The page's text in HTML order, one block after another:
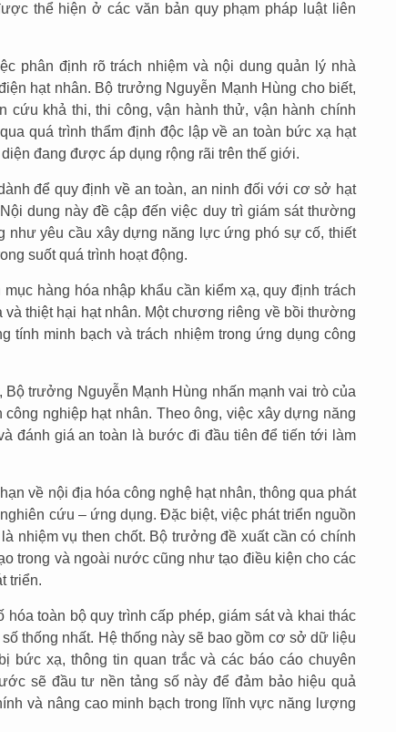
thể hiện ở các văn bản quy phạm pháp luật liên
phân định rõ trách nhiệm và nội dung quản lý nhà
hạt nhân. Bộ trưởng Nguyễn Mạnh Hùng cho biết,
cứu khả thi, thi công, vận hành thử, vận hành chính
quá trình thẩm định độc lập về an toàn bức xạ hạt
đang được áp dụng rộng rãi trên thế giới.
để quy định về an toàn, an ninh đối với cơ sở hạt
dung này đề cập đến việc duy trì giám sát thường
như yêu cầu xây dựng năng lực ứng phó sự cố, thiết
suốt quá trình hoạt động.
hàng hóa nhập khẩu cần kiểm xạ, quy định trách
thiệt hại hạt nhân. Một chương riêng về bồi thường
tính minh bạch và trách nhiệm trong ứng dụng công
Bộ trưởng Nguyễn Mạnh Hùng nhấn mạnh vai trò của
nghiệp hạt nhân. Theo ông, việc xây dựng năng
đánh giá an toàn là bước đi đầu tiên để tiến tới làm
về nội địa hóa công nghệ hạt nhân, thông qua phát
cứu – ứng dụng. Đặc biệt, việc phát triển nguồn
nhiệm vụ then chốt. Bộ trưởng đề xuất cần có chính
trong và ngoài nước cũng như tạo điều kiện cho các
triển.
toàn bộ quy trình cấp phép, giám sát và khai thác
thống nhất. Hệ thống này sẽ bao gồm cơ sở dữ liệu
bức xạ, thông tin quan trắc và các báo cáo chuyên
sẽ đầu tư nền tảng số này để đảm bảo hiệu quả
và nâng cao minh bạch trong lĩnh vực năng lượng